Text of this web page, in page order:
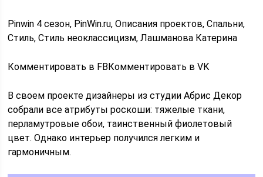
Pinwin 4 сезон, PinWin.ru, Описания проектов, Спальни,
Стиль, Стиль неоклассицизм, Лашманова Катерина
Комментировать в FBКомментировать в VK
В своем проекте дизайнеры из студии Абрис Декор
собрали все атрибуты роскоши: тяжелые ткани,
перламутровые обои, таинственный фиолетовый
цвет. Однако интерьер получился легким и
гармоничным.